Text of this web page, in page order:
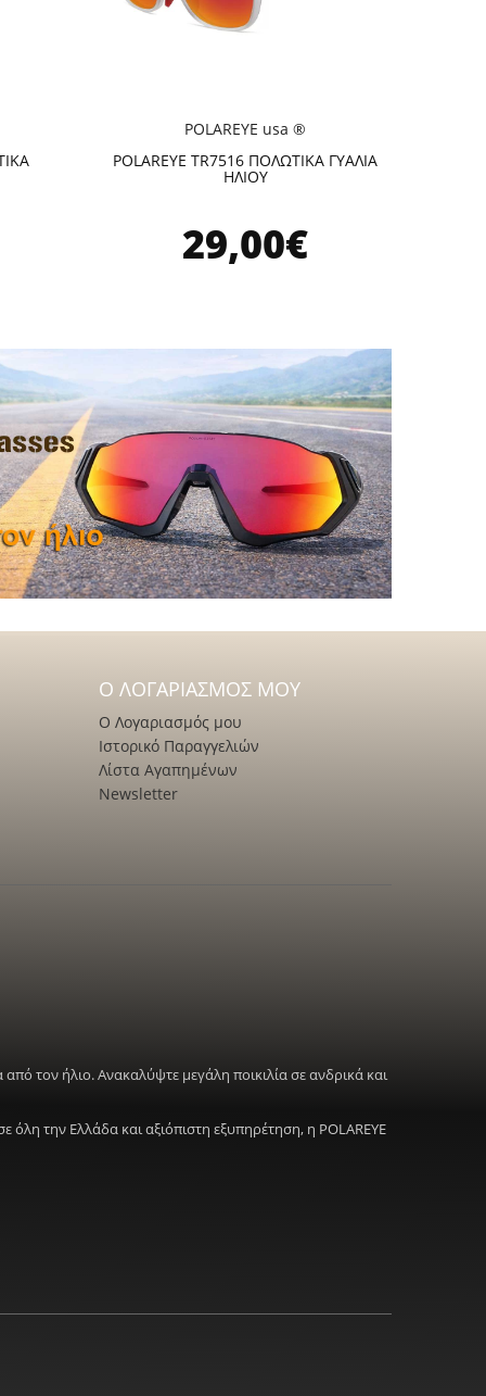
POLAREYE usa ®
POLAREYE TR7516 ΠΟΛΩΤΙΚΑ ΓΥΑΛΙΑ
ΗΛΙΟΥ
29,00€
Ο ΛΟΓΑΡΙΑΣΜΌΣ ΜΟΥ
Ο Λογαριασμός μου
Ιστορικό Παραγγελιών
Λίστα Αγαπημένων
Newsletter
τον ήλιο. Ανακαλύψτε μεγάλη ποικιλία σε ανδρικά και
την Ελλάδα και αξιόπιστη εξυπηρέτηση, η POLAREYE